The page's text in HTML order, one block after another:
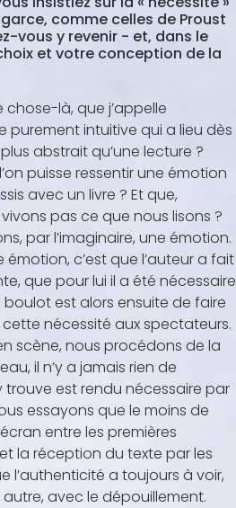
comme celles de Proust
vous y revenir - et, dans le
et votre conception de la
chose-là, que j’appelle
purement intuitive qui a lieu dès
abstrait qu’une lecture ?
puisse ressentir une émotion
avec un livre ? Et que,
pas ce que nous lisons ?
par l’imaginaire, une émotion.
émotion, c’est que l’auteur a fait
que pour lui il a été nécessaire
boulot est alors ensuite de faire
nécessité aux spectateurs.
scène, nous procédons de la
il n’y a jamais rien de
trouve est rendu nécessaire par
essayons que le moins de
entre les premières
la réception du texte par les
l’authenticité a toujours à voir,
autre, avec le dépouillement.